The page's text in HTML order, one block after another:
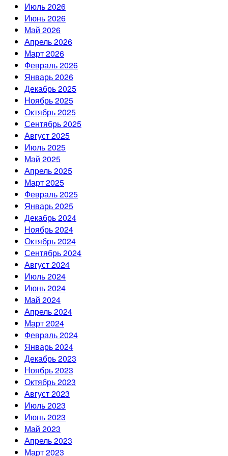
Июль 2026
Июнь 2026
Май 2026
Апрель 2026
Март 2026
Февраль 2026
Январь 2026
Декабрь 2025
Ноябрь 2025
Октябрь 2025
Сентябрь 2025
Август 2025
Июль 2025
Май 2025
Апрель 2025
Март 2025
Февраль 2025
Январь 2025
Декабрь 2024
Ноябрь 2024
Октябрь 2024
Сентябрь 2024
Август 2024
Июль 2024
Июнь 2024
Май 2024
Апрель 2024
Март 2024
Февраль 2024
Январь 2024
Декабрь 2023
Ноябрь 2023
Октябрь 2023
Август 2023
Июль 2023
Июнь 2023
Май 2023
Апрель 2023
Март 2023